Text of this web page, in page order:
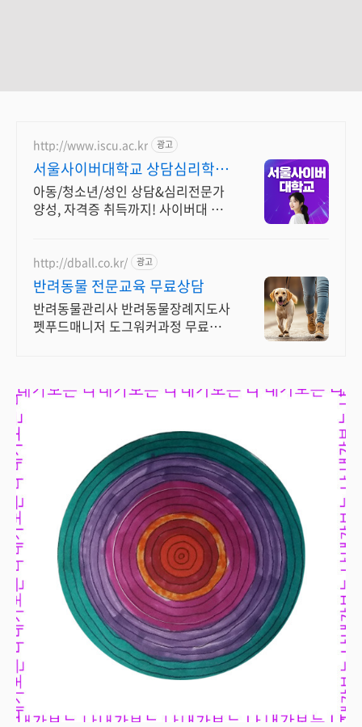
http://www.iscu.ac.kr 광고
서울사이버대학교 상담심리학과
2026 가을학기 신편입생
아동/청소년/성인 상담&심리전문가
양성, 자격증 취득까지! 사이버대 신
http://dball.co.kr/ 광고
반려동물 전문교육 무료상담
반려동물관리사 반려동물장례지도사
펫푸드매니저 도그워커과정 무료상